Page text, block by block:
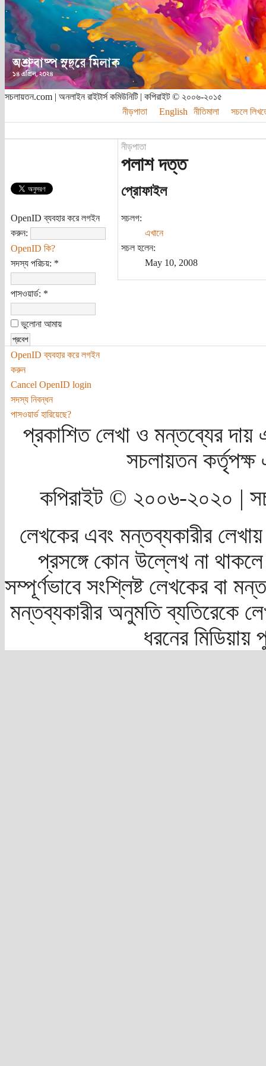
সচলায়তন.com | অনলাইন রাইটার্স কমিউনিটি | কপিরাইট © ২০০৬-২০১৫
নীড়পাতা
English নীতিমালা সচলে
OpenID ব্যবহার করে লগইন
করুন:
OpenID কি?
সদস্য পরিচয়: *
পাসওয়ার্ড: *
ভুলোনা আমায়
OpenID ব্যবহার করে লগইন
করুন
Cancel OpenID login
সদস্য নিবন্ধন
পাসওয়ার্ড হারিয়েছে?
নীড়পাতা
পলাশ দত্ত
প্রোফাইল
সচলগ:
এখানে
সচল হলেন:
May 10, 2008
প্রকাশিত লেখা ও মন্তব্যের দায়
সচলায়তন
কপিরাইট © ২০০৬-২০২০ |
লেখকের এবং মন্তব্যকারীর
প্রসঙ্গে কোন উল্লেখ না
সম্পূর্ণভাবে সংশ্লিষ্ট লেখকের বা
মন্তব্যকারীর অনুমতি ব্যতিরেকে
ধরনের মিডিয়ায়